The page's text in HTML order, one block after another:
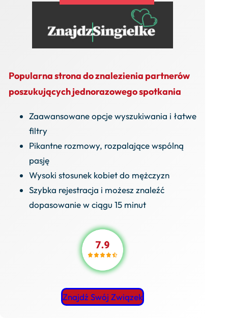
Popularna strona do znalezienia partnerów
poszukujących jednorazowego spotkania
Zaawansowane opcje wyszukiwania i łatwe
filtry
Pikantne rozmowy, rozpalające wspólną
pasję
Wysoki stosunek kobiet do mężczyzn
Szybka rejestracja i możesz znaleźć
dopasowanie w ciągu 15 minut
Znajdź Swój Związek